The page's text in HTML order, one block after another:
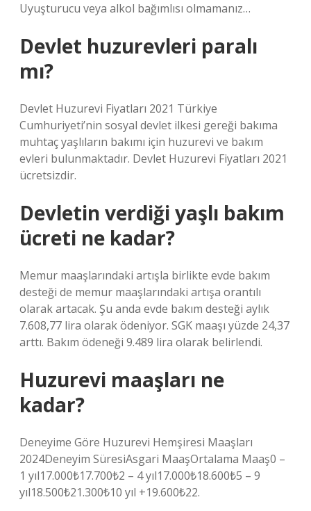
Uyuşturucu veya alkol bağımlısı olmamanız…
Devlet huzurevleri paralı
mı?
Devlet Huzurevi Fiyatları 2021 Türkiye
Cumhuriyeti’nin sosyal devlet ilkesi gereği bakıma
muhtaç yaşlıların bakımı için huzurevi ve bakım
evleri bulunmaktadır. Devlet Huzurevi Fiyatları 2021
ücretsizdir.
Devletin verdiği yaşlı bakım
ücreti ne kadar?
Memur maaşlarındaki artışla birlikte evde bakım
desteği de memur maaşlarındaki artışa orantılı
olarak artacak. Şu anda evde bakım desteği aylık
7.608,77 lira olarak ödeniyor. SGK maaşı yüzde 24,37
arttı. Bakım ödeneği 9.489 lira olarak belirlendi.
Huzurevi maaşları ne
kadar?
Deneyime Göre Huzurevi Hemşiresi Maaşları
2024Deneyim SüresiAsgari MaaşOrtalama Maaş0 –
1 yıl17.000₺17.700₺2 – 4 yıl17.000₺18.600₺5 – 9
yıl18.500₺21.300₺10 yıl +19.600₺22.